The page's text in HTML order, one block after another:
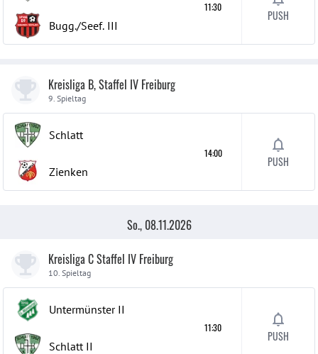
Bugg./Seef. III
11:30
PUSH
Kreisliga B, Staffel IV Freiburg
9. Spieltag
Schlatt
Zienken
14:00
PUSH
So., 08.11.2026
Kreisliga C Staffel IV Freiburg
10. Spieltag
Untermünster II
Schlatt II
11:30
PUSH